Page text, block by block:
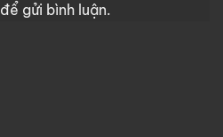
để gửi bình luận.